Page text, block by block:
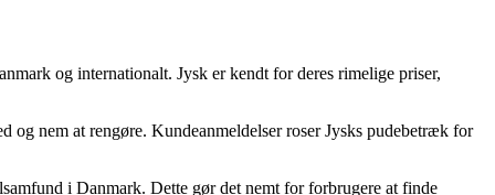
og internationalt. Jysk er kendt for deres rimelige priser,
nem at rengøre. Kundeanmeldelser roser Jysks pudebetræk for
i Danmark. Dette gør det nemt for forbrugere at finde